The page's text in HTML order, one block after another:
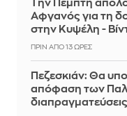
Την Πέμπτη
Αφγανός για τη
στην Κυψέλη -
ΠΡΙΝ ΑΠΌ 13 ΏΡΕΣ
Πεζεσκιάν: Θα
απόφαση των